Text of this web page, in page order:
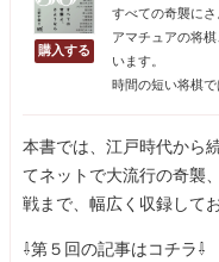
すべての奇襲にさ
アマチュアの将
います。
時間の短い将棋で
です。
本書では、江戸時代から
てネットで大流行の奇襲
戦まで、幅広く収録して
⇩第５回の記事はコチラ⇩